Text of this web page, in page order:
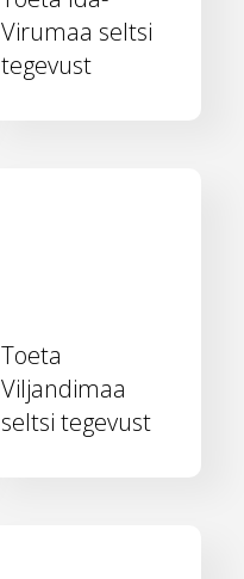
Virumaa seltsi
tegevust
Toeta
Viljandimaa
seltsi tegevust